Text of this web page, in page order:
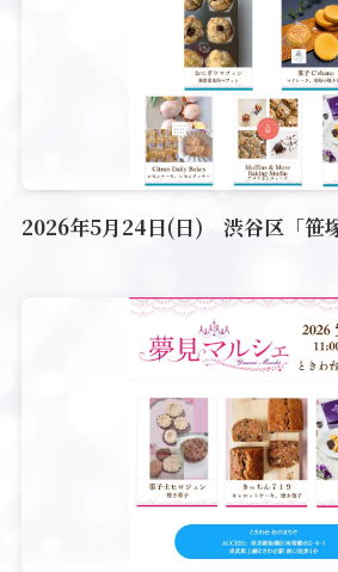
2026年5月24日(日) 渋谷区「笹塚